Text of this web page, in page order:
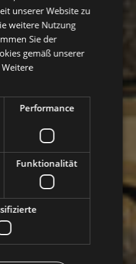
unserer Website zu
weitere Nutzung
Sie der
gemäß unserer
Weitere
Performance
Funktionalität